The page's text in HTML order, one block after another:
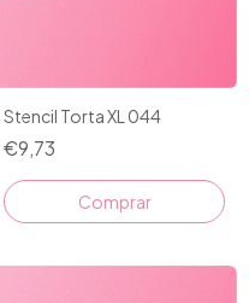
Stencil Torta XL 044
€9,73